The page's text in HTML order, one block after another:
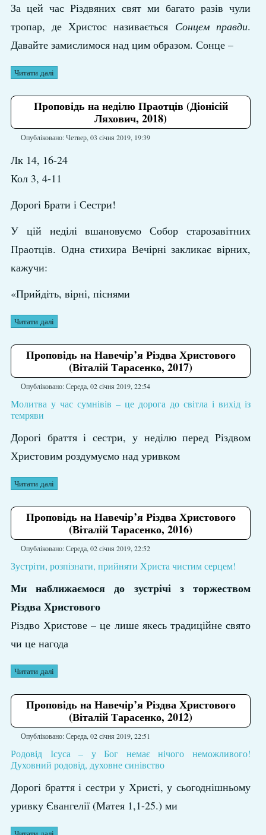
За цей час Різдвяних свят ми багато разів чули
тропар, де Христос називається Сонцем правди.
Давайте замислимося над цим образом. Сонце –
Читати далі
Проповідь на неділю Праотців (Діонісій
Ляхович, 2018)
Опубліковано: Четвер, 03 січня 2019, 19:39
Лк 14, 16-24
Кол 3, 4-11
Дорогі Брати і Сестри!
У цій неділі вшановуємо Собор старозавітних
Праотців. Одна стихира Вечірні закликає вірних,
кажучи:
«Прийдіть, вірні, піснями
Читати далі
Проповідь на Навечір’я Різдва Христового
(Віталій Тарасенко, 2017)
Опубліковано: Середа, 02 січня 2019, 22:54
Молитва у час сумнівів – це дорога до світла і вихід із
темряви
Дорогі браття і сестри, у неділю перед Різдвом
Христовим роздумуємо над уривком
Читати далі
Проповідь на Навечір’я Різдва Христового
(Віталій Тарасенко, 2016)
Опубліковано: Середа, 02 січня 2019, 22:52
Зустріти, розпізнати, прийняти Христа чистим серцем!
Ми наближаємося до зустрічі з торжеством
Різдва Христового
Різдво Христове – це лише якесь традиційне свято
чи це нагода
Читати далі
Проповідь на Навечір’я Різдва Христового
(Віталій Тарасенко, 2012)
Опубліковано: Середа, 02 січня 2019, 22:51
Родовід Ісуса – у Бог немає нічого неможливого!
Духовний родовід, духовне синівство
Дорогі браття і сестри у Христі, у сьогоднішньому
уривку Євангелії (Матея 1,1-25.) ми